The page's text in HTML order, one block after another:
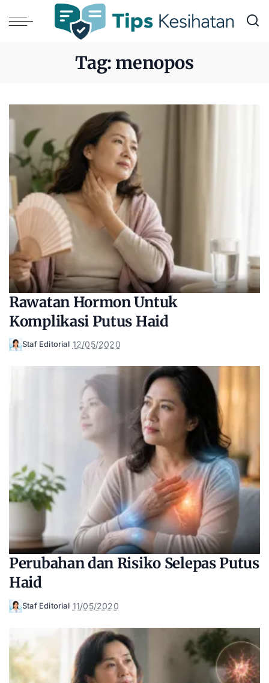
Tag: menopos
Rawatan Hormon Untuk
Komplikasi Putus Haid
Posted
Staf Editorial 12/05/2020
Perubahan dan Risiko Selepas Putus
Haid
Posted
Staf Editorial 11/05/2020